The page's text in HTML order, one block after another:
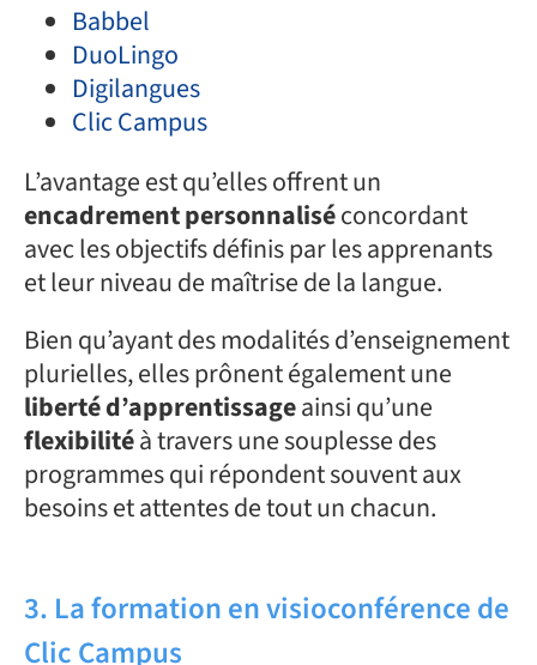
Babbel
DuoLingo
Digilangues
Clic Campus
L’avantage est qu’elles offrent un
encadrement personnaliséconcordant
avec les objectifs définis par les apprenants
et leur niveau de maîtrise de la langue.
Bien qu’ayant des modalités d’enseignement
plurielles, elles prônent également une
liberté d’apprentissageainsi qu’une
flexibilitéà travers une souplesse des
programmes qui répondent souvent aux
besoins et attentes de tout un chacun.
3. La formation en visioconférence de
Clic Campus